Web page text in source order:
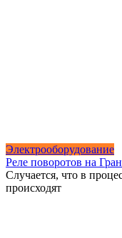
Электрооборудование
Реле поворотов на
Случается, что в
происходят